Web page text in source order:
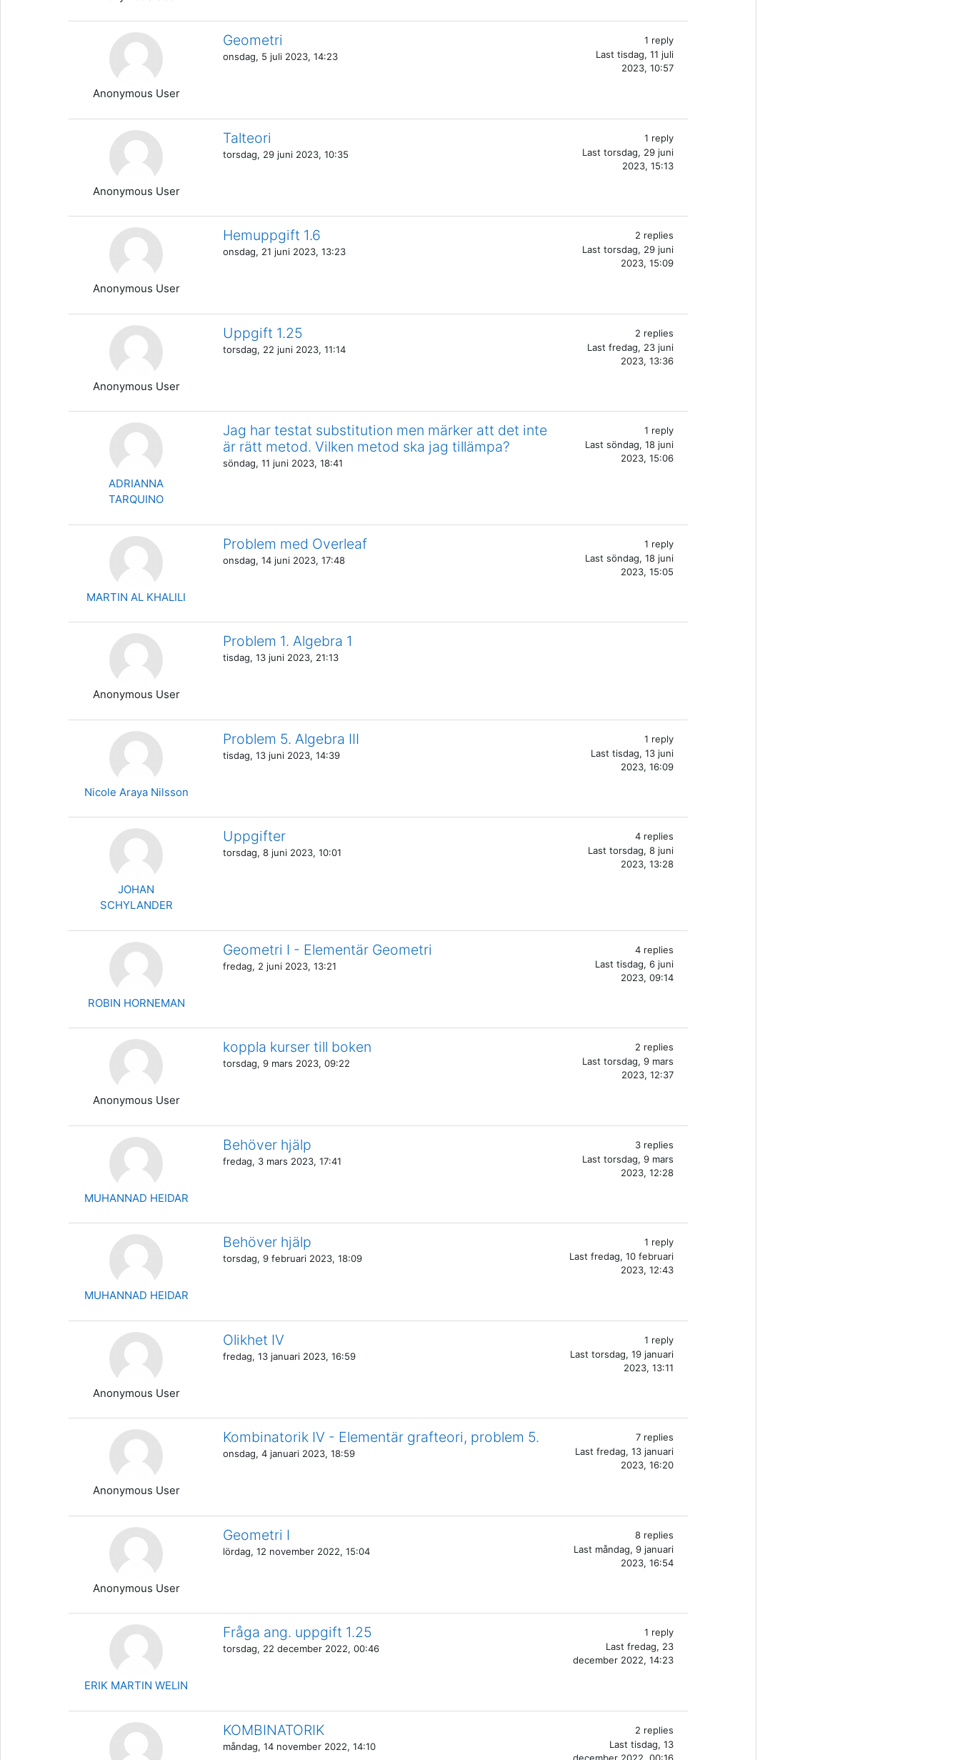
Anonymous User
Geometri
onsdag, 5 juli 2023, 14:23
1 reply
Last tisdag, 11 juli
2023, 10:57
Anonymous User
Talteori
torsdag, 29 juni 2023, 10:35
1 reply
Last torsdag, 29 juni
2023, 15:13
Anonymous User
Hemuppgift 1.6
onsdag, 21 juni 2023, 13:23
2 replies
Last torsdag, 29 juni
2023, 15:09
Anonymous User
Uppgift 1.25
torsdag, 22 juni 2023, 11:14
2 replies
Last fredag, 23 juni
2023, 13:36
ADRIANNA
TARQUINO
Jag har testat substitution men märker att det inte
är rätt metod. Vilken metod ska jag tillämpa?
söndag, 11 juni 2023, 18:41
1 reply
Last söndag, 18 juni
2023, 15:06
MARTIN AL KHALILI
Problem med Overleaf
onsdag, 14 juni 2023, 17:48
1 reply
Last söndag, 18 juni
2023, 15:05
Anonymous User
Problem 1. Algebra 1
tisdag, 13 juni 2023, 21:13
Nicole Araya Nilsson
Problem 5. Algebra III
tisdag, 13 juni 2023, 14:39
1 reply
Last tisdag, 13 juni
2023, 16:09
JOHAN
SCHYLANDER
Uppgifter
torsdag, 8 juni 2023, 10:01
4 replies
Last torsdag, 8 juni
2023, 13:28
ROBIN HORNEMAN
Geometri I - Elementär Geometri
fredag, 2 juni 2023, 13:21
4 replies
Last tisdag, 6 juni
2023, 09:14
Anonymous User
koppla kurser till boken
torsdag, 9 mars 2023, 09:22
2 replies
Last torsdag, 9 mars
2023, 12:37
MUHANNAD HEIDAR
Behöver hjälp
fredag, 3 mars 2023, 17:41
3 replies
Last torsdag, 9 mars
2023, 12:28
MUHANNAD HEIDAR
Behöver hjälp
torsdag, 9 februari 2023, 18:09
1 reply
Last fredag, 10 februari
2023, 12:43
Anonymous User
Olikhet IV
fredag, 13 januari 2023, 16:59
1 reply
Last torsdag, 19 januari
2023, 13:11
Anonymous User
Kombinatorik IV - Elementär grafteori, problem 5.
onsdag, 4 januari 2023, 18:59
7 replies
Last fredag, 13 januari
2023, 16:20
Anonymous User
Geometri I
lördag, 12 november 2022, 15:04
8 replies
Last måndag, 9 januari
2023, 16:54
ERIK MARTIN WELIN
Fråga ang. uppgift 1.25
torsdag, 22 december 2022, 00:46
1 reply
Last fredag, 23
december 2022, 14:23
KOMBINATORIK
måndag, 14 november 2022, 14:10
2 replies
Last tisdag, 13
december 2022, 00:16